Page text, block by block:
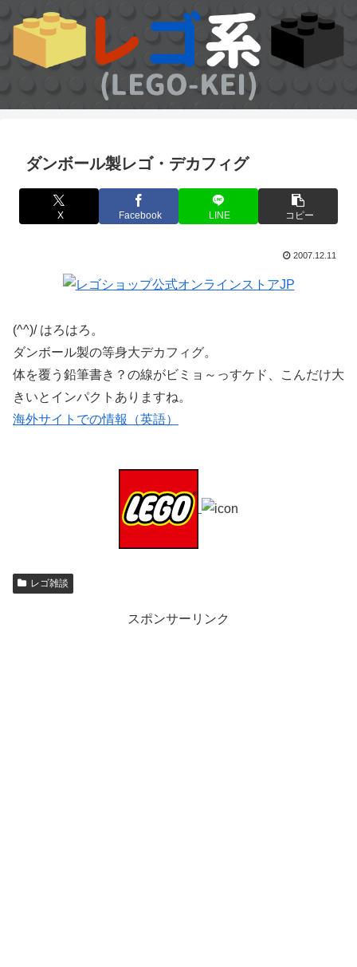
ダンボール製レゴ・デカフィグ
X Facebook LINE コピー
2007.12.11
(^^)/ はろはろ。
ダンボール製の等身大デカフィグ。
体を覆う鉛筆書き？の線がビミョ～っすケド、こんだけ大
きいとインパクトありますね。
海外サイトでの情報（英語）
レゴ雑談
スポンサーリンク